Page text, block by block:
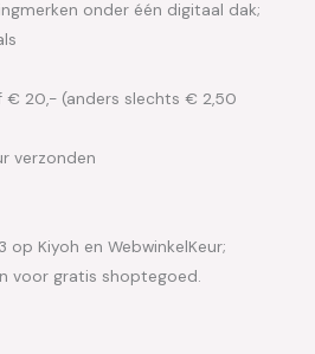
onder één digitaal dak;
€ 20,- (anders slechts € 2,50
verzonden
op Kiyoh en WebwinkelKeur;
voor gratis shoptegoed.